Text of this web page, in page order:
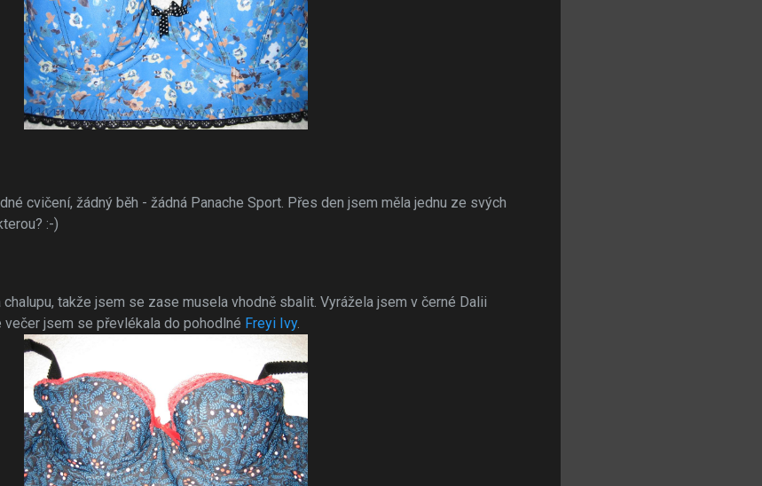
cvičení, žádný běh - žádná Panache Sport. Přes den jsem měla jednu ze svých
:-)
takže jsem se zase musela vhodně sbalit. Vyrážela jsem v černé Dalii
jsem se převlékala do pohodlné Freyi Ivy.